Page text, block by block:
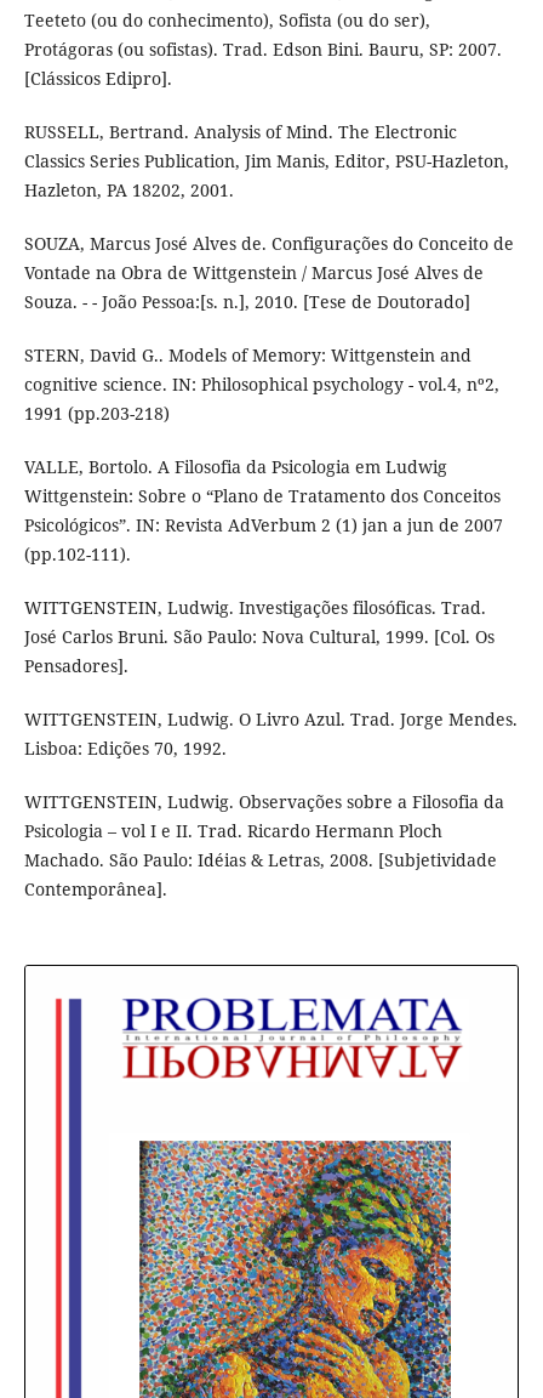
Teeteto (ou do conhecimento), Sofista (ou do ser),
Protágoras (ou sofistas). Trad. Edson Bini. Bauru, SP: 2007.
[Clássicos Edipro].
RUSSELL, Bertrand. Analysis of Mind. The Electronic
Classics Series Publication, Jim Manis, Editor, PSU-Hazleton,
Hazleton, PA 18202, 2001.
SOUZA, Marcus José Alves de. Configurações do Conceito de
Vontade na Obra de Wittgenstein / Marcus José Alves de
Souza. - - João Pessoa:[s. n.], 2010. [Tese de Doutorado]
STERN, David G.. Models of Memory: Wittgenstein and
cognitive science. IN: Philosophical psychology - vol.4, nº2,
1991 (pp.203-218)
VALLE, Bortolo. A Filosofia da Psicologia em Ludwig
Wittgenstein: Sobre o “Plano de Tratamento dos Conceitos
Psicológicos”. IN: Revista AdVerbum 2 (1) jan a jun de 2007
(pp.102-111).
WITTGENSTEIN, Ludwig. Investigações filosóficas. Trad.
José Carlos Bruni. São Paulo: Nova Cultural, 1999. [Col. Os
Pensadores].
WITTGENSTEIN, Ludwig. O Livro Azul. Trad. Jorge Mendes.
Lisboa: Edições 70, 1992.
WITTGENSTEIN, Ludwig. Observações sobre a Filosofia da
Psicologia – vol I e II. Trad. Ricardo Hermann Ploch
Machado. São Paulo: Idéias & Letras, 2008. [Subjetividade
Contemporânea].